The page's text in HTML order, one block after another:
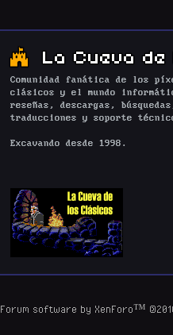
La Cueva
Comunidad fanática de los
clásicos y el mundo
reseñas, descargas,
traducciones y soporte técnico
Excavando desde 1998.
Forum software by XenForo™